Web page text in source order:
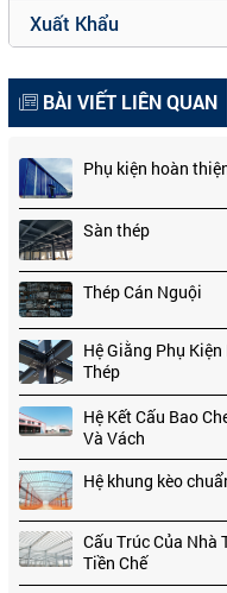
Xuất Khẩu
BÀI VIẾT LIÊN QUAN
Phụ kiện hoàn
Sàn thép
Thép Cán Nguội
Hệ Giằng Phụ Kiện
Thép
Hệ Kết Cấu Bao
Và Vách
Hệ khung kèo
Cấu Trúc Của Nhà
Tiền Chế